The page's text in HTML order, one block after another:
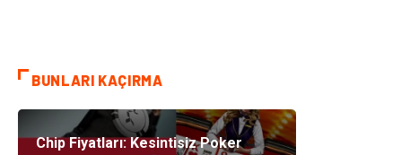
BUNLARI KAÇIRMA
Chip Fiyatları: Kesintisiz Poker